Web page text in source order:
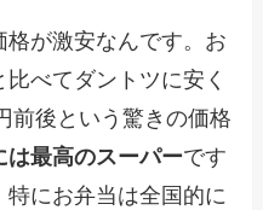
が激安なんです。お
べてダントツに安く
前後という驚きの価格
は最高のスーパーです
にお弁当は全国的に